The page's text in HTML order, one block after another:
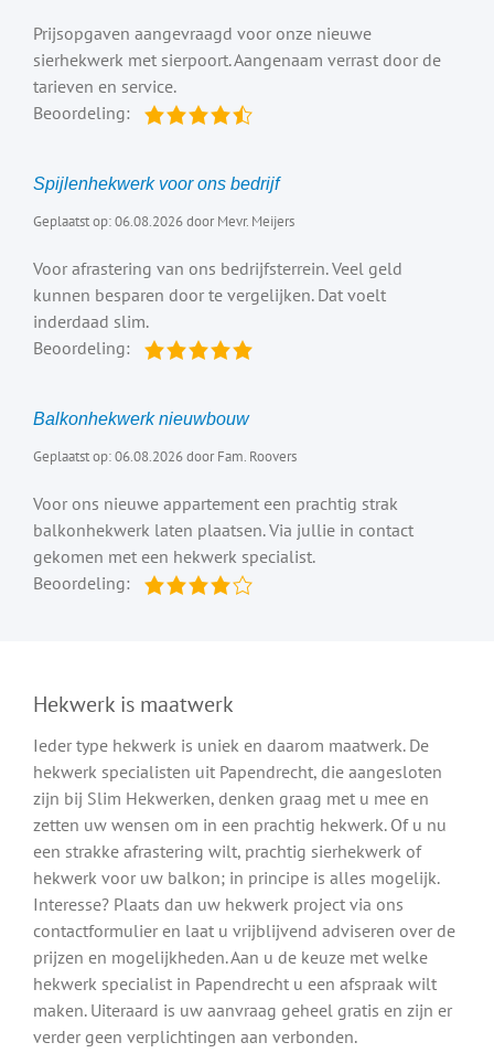
Prijsopgaven aangevraagd voor onze nieuwe
sierhekwerk met sierpoort. Aangenaam verrast door de
tarieven en service.
Beoordeling:
Spijlenhekwerk voor ons bedrijf
Geplaatst op: 06.08.2026 door Mevr. Meijers
Voor afrastering van ons bedrijfsterrein. Veel geld
kunnen besparen door te vergelijken. Dat voelt
inderdaad slim.
Beoordeling:
Balkonhekwerk nieuwbouw
Geplaatst op: 06.08.2026 door Fam. Roovers
Voor ons nieuwe appartement een prachtig strak
balkonhekwerk laten plaatsen. Via jullie in contact
gekomen met een hekwerk specialist.
Beoordeling:
Hekwerk is maatwerk
Ieder type hekwerk is uniek en daarom maatwerk. De
hekwerk specialisten uit Papendrecht, die aangesloten
zijn bij Slim Hekwerken, denken graag met u mee en
zetten uw wensen om in een prachtig hekwerk. Of u nu
een strakke afrastering wilt, prachtig sierhekwerk of
hekwerk voor uw balkon; in principe is alles mogelijk.
Interesse? Plaats dan uw hekwerk project via ons
contactformulier en laat u vrijblijvend adviseren over de
prijzen en mogelijkheden. Aan u de keuze met welke
hekwerk specialist in Papendrecht u een afspraak wilt
maken. Uiteraard is uw aanvraag geheel gratis en zijn er
verder geen verplichtingen aan verbonden.